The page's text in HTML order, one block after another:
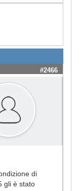
#2466
di
gli è stato